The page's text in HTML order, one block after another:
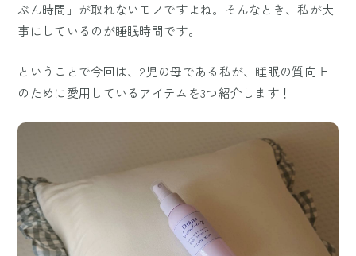
ぶん時間」が取れないモノですよね。そんなとき、私が大
事にしているのが睡眠時間です。
ということで今回は、2児の母である私が、睡眠の質向上
のために愛用しているアイテムを3つ紹介します！